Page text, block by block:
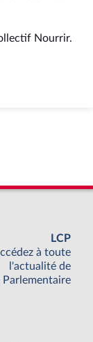
Nourrir.
LCP
à toute
l'actualité de
Parlementaire